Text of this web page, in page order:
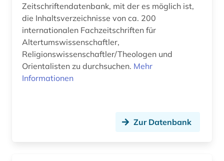
Zeitschriftendatenbank, mit der es möglich ist,
die Inhaltsverzeichnisse von ca. 200
internationalen Fachzeitschriften für
Altertumswissenschaftler,
Religionswissenschaftler/Theologen und
Orientalisten zu durchsuchen. Mehr
Informationen
Zur Datenbank